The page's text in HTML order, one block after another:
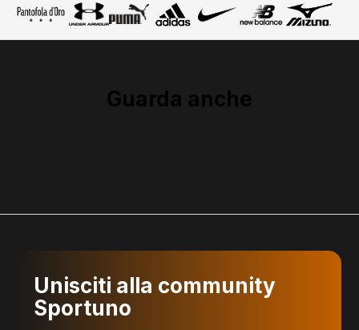
Guarda anche
Unisciti alla community
Sportuno